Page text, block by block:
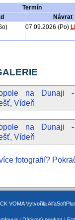
Termín
Návrat
07.09.2026 (Po)
fotografií?
VOMA Vytvořila